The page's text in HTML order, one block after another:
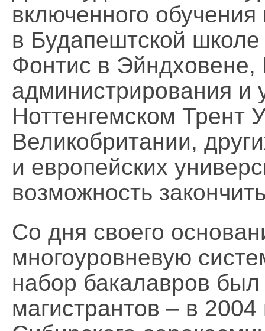
включенного
в Будапештской школе
Фонтис в
администрирования и
Ноттенгемском Трент
Великобритании,
и европейских
возможность
Со дня своего
многоуровневую
набор бакалавров
магистрантов – в